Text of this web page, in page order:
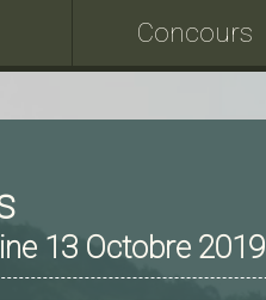
Concours
13 Octobre 2019